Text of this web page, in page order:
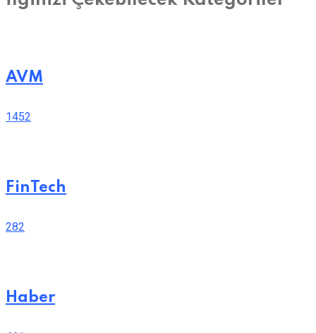
AVM
1452
FinTech
282
Haber